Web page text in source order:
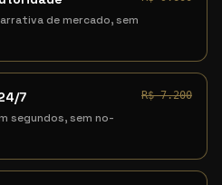
de mercado, sem
7
segundos, sem no-
R$ 7.200